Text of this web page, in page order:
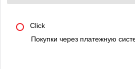
Click
Покупки через платежную